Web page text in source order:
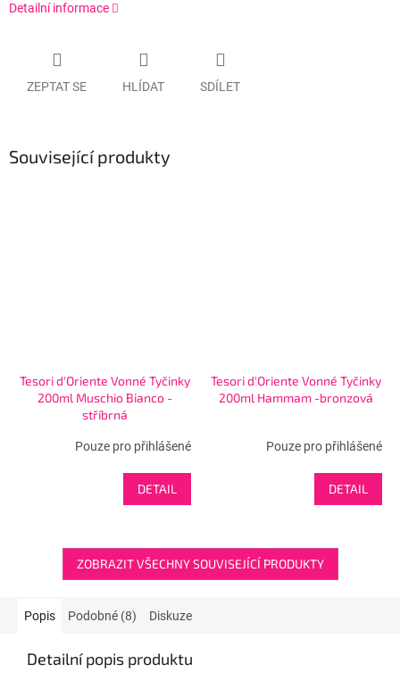
Detailní informace
ZEPTAT SE HLÍDAT SDÍLET
Související produkty
Tesori d'Oriente Vonné Tyčinky
200ml Muschio Bianco -
stříbrná
Pouze pro přihlášené
DETAIL
Tesori d'Oriente Vonné Tyčinky
200ml Hammam -bronzová
Pouze pro přihlášené
DETAIL
ZOBRAZIT VŠECHNY SOUVISEJÍCÍ PRODUKTY
Popis Podobné (8) Diskuze
Detailní popis produktu